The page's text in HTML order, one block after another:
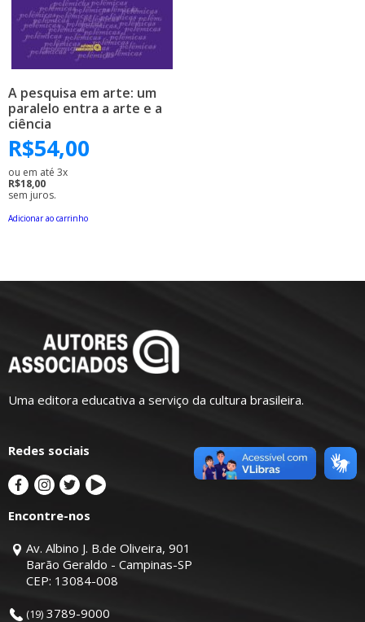
A pesquisa em arte: um
paralelo entra a arte e a
ciência
R$54,00
ou em até 3x
R$18,00
sem juros.
Adicionar ao carrinho
Uma editora educativa a serviço da cultura brasileira.
Redes sociais
Encontre-nos
Av. Albino J. B.de Oliveira, 901
Barão Geraldo - Campinas-SP
CEP: 13084-008
(19) 3789-9000